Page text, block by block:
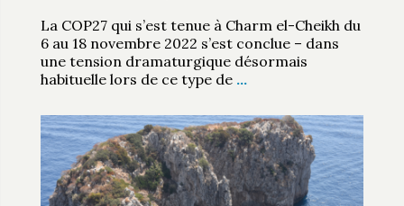
La COP27 qui s’est tenue à Charm el-Cheikh du
6 au 18 novembre 2022 s’est conclue – dans
une tension dramaturgique désormais
habituelle lors de ce type de …